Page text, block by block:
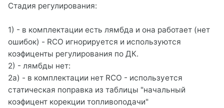
Стадия регулирования:
1) - в комплектации есть лямбда и она работает (нет
ошибок) - RCO игнорируется и используются
коэфиценты регулирования по ДК.
2) - лямбды нет:
2a) - в комплектации нет RCO - используется
статическая поправка из таблицы "начальный
коэфицент корекции топливоподачи"